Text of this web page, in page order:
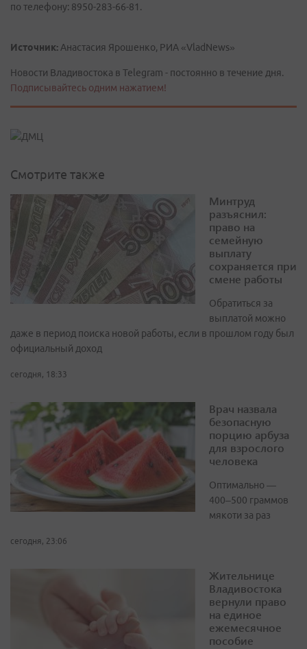
по телефону: 8950-283-66-81.
Источник: Анастасия Ярошенко, РИА «VladNews»
Новости Владивостока в Telegram - постоянно в течение дня.
Подписывайтесь одним нажатием!
Смотрите также
Минтруд
разъяснил:
право на
семейную
выплату
сохраняется при
смене работы
Обратиться за
выплатой можно
даже в период поиска новой работы, если в прошлом году был
официальный доход
сегодня, 18:33
Врач назвала
безопасную
порцию арбуза
для взрослого
человека
Оптимально —
400–500 граммов
мякоти за раз
сегодня, 23:06
Жительнице
Владивостока
вернули право
на единое
ежемесячное
пособие